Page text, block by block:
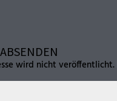
wird nicht veröffentlicht.